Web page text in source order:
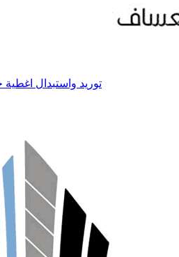
توريد واستبدال